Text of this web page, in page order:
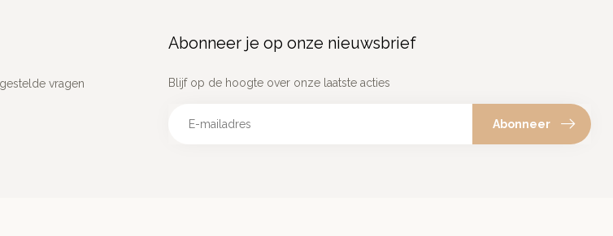
vragen
Abonneer je op onze nieuwsbrief
Blijf op de hoogte over onze laatste acties
Abonneer